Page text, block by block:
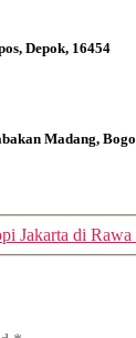
Depok, 16454
Madang,
Jakarta di